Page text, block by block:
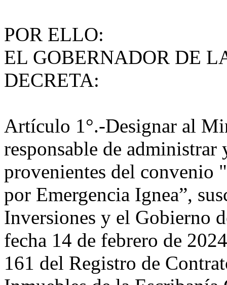
POR ELLO:
EL GOBERNADOR DE
DECRETA:
Artículo 1°.-Designar al
responsable de administrar
provenientes del convenio
por Emergencia Ignea”,
Inversiones y el Gobierno
fecha 14 de febrero de
161 del Registro de